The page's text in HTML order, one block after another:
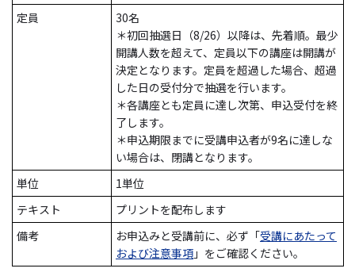
定員
30名
＊初回抽選日（8/26）以降は、先着順。最少
開講人数を超えて、定員以下の講座は開講が
決定となります。定員を超過した場合、超過
した日の受付分で抽選を行います。
＊各講座とも定員に達し次第、申込受付を終
了します。
＊申込期限までに受講申込者が9名に達しな
い場合は、閉講となります。
単位
1単位
テキスト
プリントを配布します
備考
お申込みと受講前に、必ず「受講にあたって
および注意事項 」をご確認ください。